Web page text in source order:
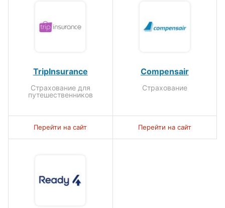
TripInsurance
Страхование для
путешественников
Перейти на сайт
Compensair
Страхование
Перейти на сайт